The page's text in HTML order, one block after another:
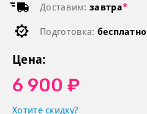
Доставим: завтра*
Подготовка: бесплатно
Цена:
6 900 ₽
Хотите скидку?